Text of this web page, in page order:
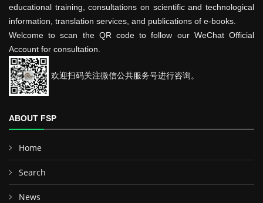
educational training, consultations on scientific and technological
information, translation services, and publications of e-books.
Welcome to scan the QR code to follow our WeChat Official
Account for consultation.
欢迎扫码关注微信公共服务号进行咨询。
ABOUT FSP
Home
Search
News